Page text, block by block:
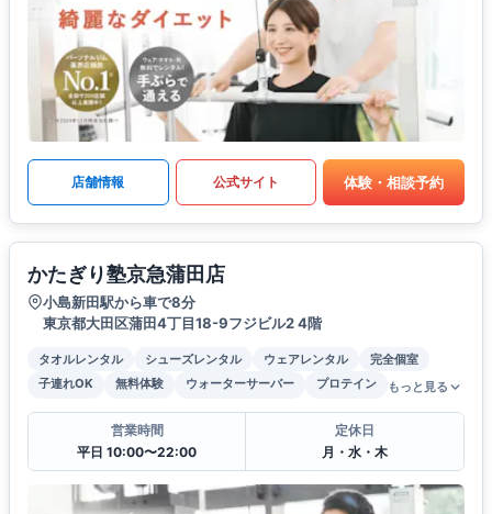
店舗情報 公式サイト 体験・相談予約
かたぎり塾京急蒲田店
小島新田駅から車で8分
東京都大田区蒲田4丁目18-9フジビル2 4階
タオルレンタル シューズレンタル ウェアレンタル
完全個室
子連れOK
無料体験 ウォーターサーバー プロテイン もっと見る
営業時間
平日 10:00〜22:00
定休日
月・水・木